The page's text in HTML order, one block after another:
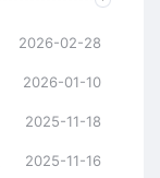
2026-02-28
2026-01-10
2025-11-18
2025-11-16